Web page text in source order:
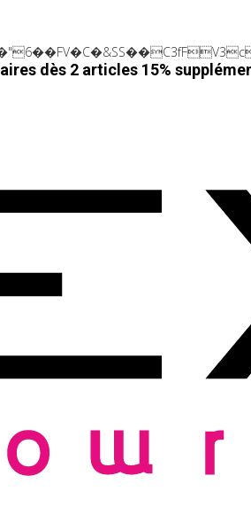
dès 2 articles 15%